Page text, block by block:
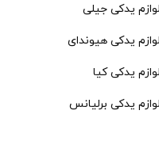
لوازم یدکی جیلی
لوازم یدکی هیوندای
لوازم یدکی کیا
لوازم یدکی برلیانس